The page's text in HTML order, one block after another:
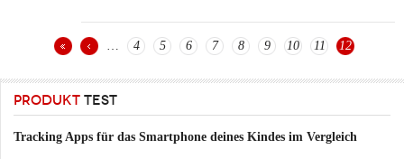
4 5 6 7 8 9 10 11 12
PRODUKT TEST
Tracking Apps für das Smartphone deines Kindes im Vergleich